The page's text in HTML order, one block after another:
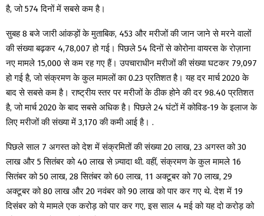
है, जो 574 दिनों में सबसे कम है।
सुबह 8 बजे जारी आंकड़ों के मुताबिक, 453 और मरीजों की जान जाने से मरने वालों
की संख्या बढ़कर 4,78,007 हो गई। पिछले 54 दिनों से कोरोना वायरस के रोज़ाना
नए मामले 15,000 से कम रह गए हैं। उपचाराधीन मरीजों की संख्या घटकर 79,097
हो गई है, जो संक्रमण के कुल मामलों का 0.23 प्रतिशत है। यह दर मार्च 2020 के
बाद से सबसे कम है। राष्ट्रीय स्तर पर मरीजों के ठीक होने की दर 98.40 प्रतिशत
है, जो मार्च 2020 के बाद सबसे अधिक है। पिछले 24 घंटों में कोविड-19 के इलाज के
लिए मरीजों की संख्या में 3,170 की कमी आई है। .
पिछले साल 7 अगस्त को देश में संक्रमितों की संख्या 20 लाख, 23 अगस्त को 30
लाख और 5 सितंबर को 40 लाख से ज़्यादा थी. वहीं, संक्रमण के कुल मामले 16
सितंबर को 50 लाख, 28 सितंबर को 60 लाख, 11 अक्टूबर को 70 लाख, 29
अक्टूबर को 80 लाख और 20 नवंबर को 90 लाख को पार कर गए थे. देश में 19
दिसंबर को ये मामले एक करोड़ को पार कर गए, इस साल 4 मई को यह दो करोड़ को